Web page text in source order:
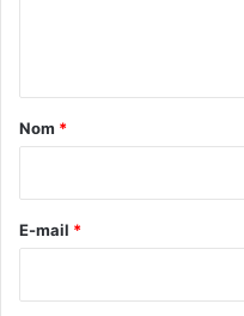
a
e
Nom *
E-mail *